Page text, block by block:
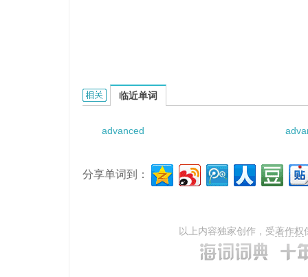
Advanced Amphibious Assault Vehicle的相关资
临近单词
advanced
分享单词到：
以上内容独家创作，受著作权